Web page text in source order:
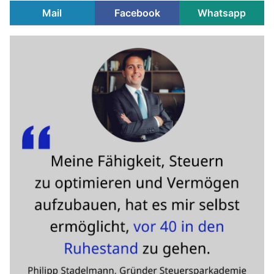
Mail
Facebook Whatsapp